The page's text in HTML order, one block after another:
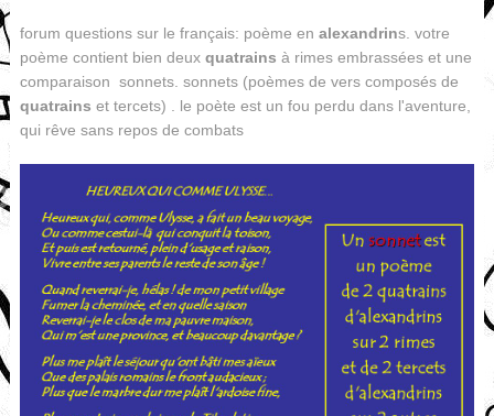
forum questions sur le français: poème en alexandrins. votre
poème contient bien deux quatrains à rimes embrassées et une
comparaison sonnets. sonnets (poèmes de vers composés de
quatrains et tercets) . le poète est un fou perdu dans l'aventure,
qui rêve sans repos de combats